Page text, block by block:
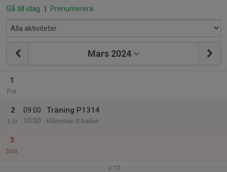
Gå till idag | Prenumerera
Mars 2024
1
Fre
2
Lör
09:00
10:00
Träning P1314
Klämman B-hallen
3
Sön
v.10